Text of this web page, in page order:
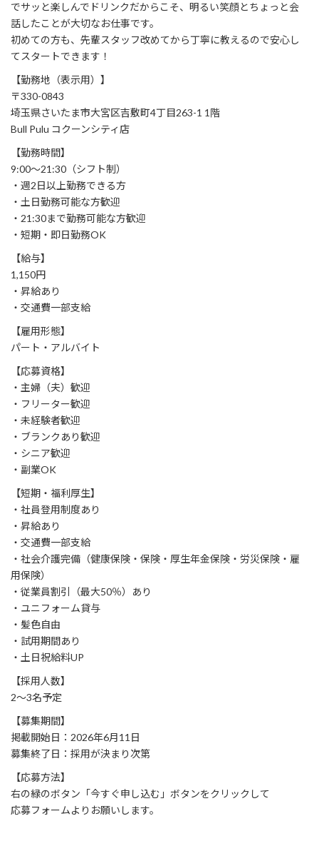
でサッと楽しんでドリンクだからこそ、明るい笑顔とちょっと会
話したことが大切なお仕事です。
初めての方も、先輩スタッフ改めてから丁寧に教えるので安心し
てスタートできます！
【勤務地（表示用）】
〒330-0843
埼玉県さいたま市大宮区吉敷町4丁目263-1 1階
Bull Pulu コクーンシティ店
【勤務時間】
9:00～21:30（シフト制）
・週2日以上勤務できる方
・土日勤務可能な方歓迎
・21:30まで勤務可能な方歓迎
・短期・即日勤務OK
【給与】
1,150円
・昇給あり
・交通費一部支給
【雇用形態】
パート・アルバイト
【応募資格】
・主婦（夫）歓迎
・フリーター歓迎
・未経験者歓迎
・ブランクあり歓迎
・シニア歓迎
・副業OK
【短期・福利厚生】
・社員登用制度あり
・昇給あり
・交通費一部支給
・社会介護完備（健康保険・保険・厚生年金保険・労災保険・雇
用保険）
・従業員割引（最大50％）あり
・ユニフォーム貸与
・髪色自由
・試用期間あり
・土日祝給料UP
【採用人数】
2〜3名予定
【募集期間】
掲載開始日：2026年6月11日
募集終了日：採用が決まり次第
【応募方法】
右の緑のボタン「今すぐ申し込む」ボタンをクリックして
応募フォームよりお願いします。